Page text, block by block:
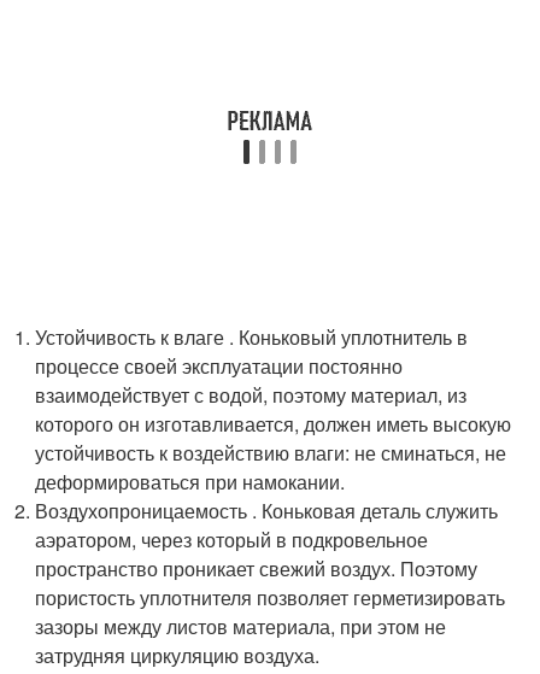
Устойчивость к влаге . Коньковый уплотнитель в
процессе своей эксплуатации постоянно
взаимодействует с водой, поэтому материал, из
которого он изготавливается, должен иметь высокую
устойчивость к воздействию влаги: не сминаться, не
деформироваться при намокании.
Воздухопроницаемость . Коньковая деталь служить
аэратором, через который в подкровельное
пространство проникает свежий воздух. Поэтому
пористость уплотнителя позволяет герметизировать
зазоры между листов материала, при этом не
затрудняя циркуляцию воздуха.